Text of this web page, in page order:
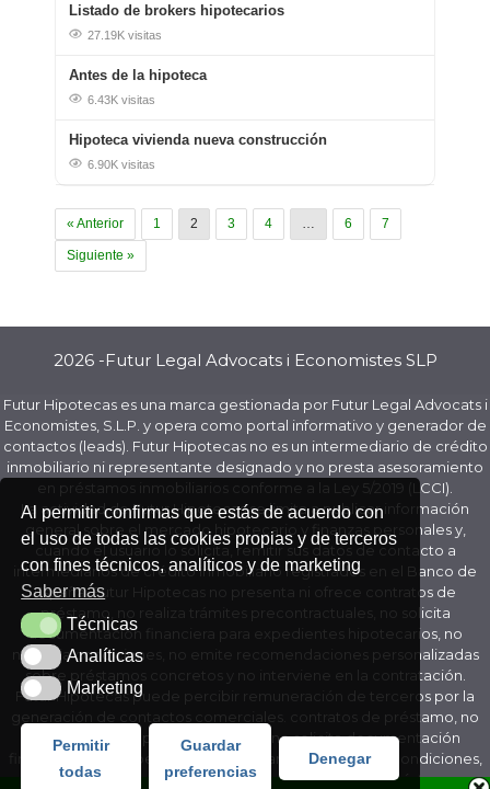
Al permitir confirmas que estás de acuerdo con
el uso de todas las cookies propias y de terceros
con fines técnicos, analíticos y de marketing
Saber más
TécnicasTécnicas
AnalíticasAnalíticas
MarketingMarketing
Permitir
todas
Guardar
preferencias
Denegar
Listado de brokers hipotecarios
27.19K visitas
Antes de la hipoteca
6.43K visitas
Hipoteca vivienda nueva construcción
6.90K visitas
« Anterior 1 2 3 4 … 6 7
Siguiente »
2026 -Futur Legal Advocats i Economistes SLP
Futur Hipotecas es una marca gestionada por Futur Legal Advocats i
Economistes, S.L.P. y opera como portal informativo y generador de
contactos (leads). Futur Hipotecas no es un intermediario de crédito
inmobiliario ni representante designado y no presta asesoramiento
en préstamos inmobiliarios conforme a la Ley 5/2019 (LCCI).
La actividad de Futur Hipotecas se limita a publicar información
general sobre el mercado hipotecario y finanzas personales y,
cuando el usuario lo solicita, remitir sus datos de contacto a
intermediarios de crédito inmobiliario registrados en el Banco de
España. Futur Hipotecas no presenta ni ofrece contratos de
préstamo, no realiza trámites precontractuales, no solicita
documentación financiera para expedientes hipotecarios, no
negocia condiciones, no emite recomendaciones personalizadas
sobre préstamos concretos y no interviene en la contratación.
Futur Hipotecas puede percibir remuneración de terceros por la
generación de contactos comerciales. contratos de préstamo, no
realiza trámites precontractuales, no solicita documentación
financiera para expedientes hipotecarios, no negocia condiciones,
no emite recomendaciones personalizadas sobre préstamos